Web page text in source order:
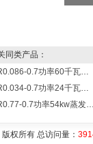
同类产品：
LDR0.086-0.7功率60千瓦蒸发量86公斤/小时电锅炉
LDR0.034-0.7功率24千瓦蒸发量34公斤/小时电蒸汽锅炉
LDR0.77-0.7功率54kw蒸发量
权所有 总访问量：